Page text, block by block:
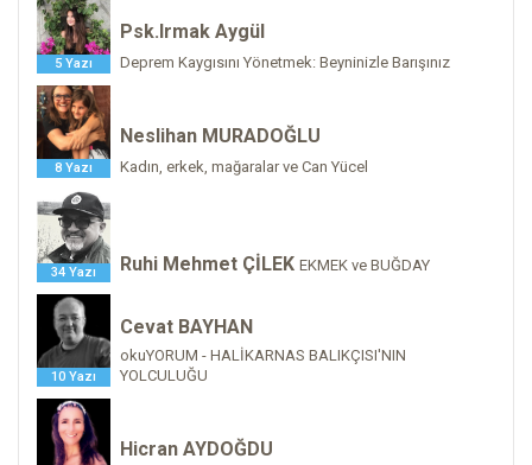
5 Yazı
Psk.Irmak Aygül
Deprem Kaygısını Yönetmek: Beyninizle Barışınız
8 Yazı
Neslihan MURADOĞLU
Kadın, erkek, mağaralar ve Can Yücel
34 Yazı Ruhi Mehmet ÇİLEK EKMEK ve BUĞDAY
10 Yazı
Cevat BAYHAN
okuYORUM - HALİKARNAS BALIKÇISI'NIN
YOLCULUĞU
Hicran AYDOĞDU